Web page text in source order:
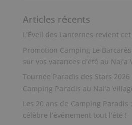
Articles récents
L’Éveil des Lanternes revient
Promotion Camping Le
sur vos vacances d’été au Nai’a
Tournée Paradis des Stars 2026
Camping Paradis au Nai’a
Les 20 ans de Camping Paradis
célèbre l’événement tout l’été !